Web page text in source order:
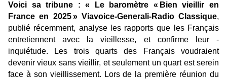
Voici sa tribune :
« Le baromètre « Bien vieillir en
France en 2025 » Viavoice-­Generali-Radio Classique,
publié récemment, analyse les rapports que les ­Français
entretiennent avec la vieillesse, et confirme leur ­
inquiétude. Les trois quarts des Français voudraient
devenir vieux sans vieillir, et seulement un quart est serein
face à son vieillissement. Lors de la première réunion du